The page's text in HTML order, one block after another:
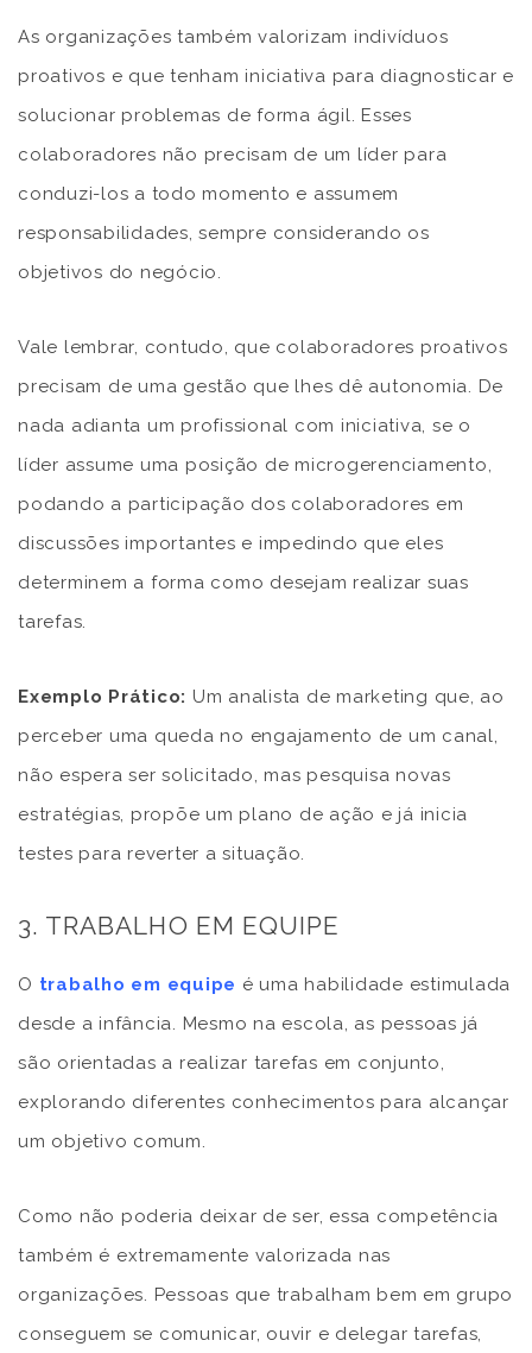
As organizações também valorizam indivíduos
proativos e que tenham iniciativa para diagnosticar e
solucionar problemas de forma ágil. Esses
colaboradores não precisam de um líder para
conduzi-los a todo momento e assumem
responsabilidades, sempre considerando os
objetivos do negócio.
Vale lembrar, contudo, que colaboradores proativos
precisam de uma gestão que lhes dê autonomia. De
nada adianta um profissional com iniciativa, se o
líder assume uma posição de microgerenciamento,
podando a participação dos colaboradores em
discussões importantes e impedindo que eles
determinem a forma como desejam realizar suas
tarefas.
Exemplo Prático: Um analista de marketing que, ao
perceber uma queda no engajamento de um canal,
não espera ser solicitado, mas pesquisa novas
estratégias, propõe um plano de ação e já inicia
testes para reverter a situação.
3. TRABALHO EM EQUIPE
O trabalho em equipe é uma habilidade estimulada
desde a infância. Mesmo na escola, as pessoas já
são orientadas a realizar tarefas em conjunto,
explorando diferentes conhecimentos para alcançar
um objetivo comum.
Como não poderia deixar de ser, essa competência
também é extremamente valorizada nas
organizações. Pessoas que trabalham bem em grupo
conseguem se comunicar, ouvir e delegar tarefas,